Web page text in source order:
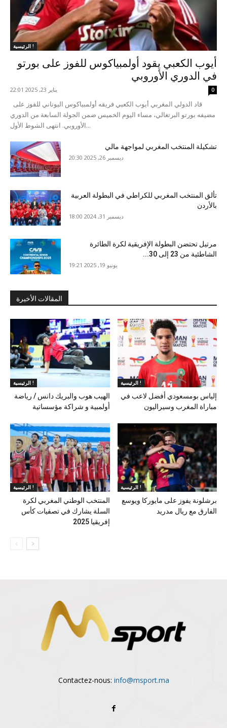
الرئيسية !
أيوب الكعبي يقود أولمبياكوس للفوز على بورتو
في الدوري الأوروبي
يناير 23, 2025 22:01 0
مضيفه بورتو البرتغالي، مساء اليوم الخميس ضمن الجولة السابعة من الدوري
الأوروبي. انتهى الشوط الأول...
تشكيلة المنتخب المغربي لمواجهة مالي
ديسمبر 26, 2025 20:30
تألق المنتخب المغربي للكراطي في البطولة العربية
بالأردن
ديسمبر 31, 2024 18:00
مرتيل تحتضن البطولة الإفريقية لكرة الطائرة
الشاطئية من 23 إلى 30...
يونيو 19, 2025 19:21
المقالات الأخيرة
الرئيسية !
الهيب هوب والبريك دانس / رياضة
أولمبية و شراكة مؤسساتية
الرئيسية !
إلياس بومسعودي أفضل لاعب في
مباراة المغرب وسيراليون
الرئيسية !
المنتخب الوطني المغربي لكرة
السلة يشارك في تصفيات كأس
إفريقيا 2025
الرئيسية !
برشلونة يفوز على مايوركا ويوسع
الفارق مع ريال مدريد
Contactez-nous: info@msport.ma